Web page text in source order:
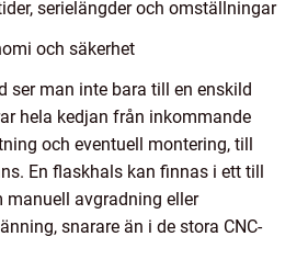
serielängder och omställningar
och säkerhet
ser man inte bara till en enskild
hela kedjan från inkommande
och eventuell montering, till
En flaskhals kan finnas i ett till
manuell avgradning eller
snarare än i de stora CNC-